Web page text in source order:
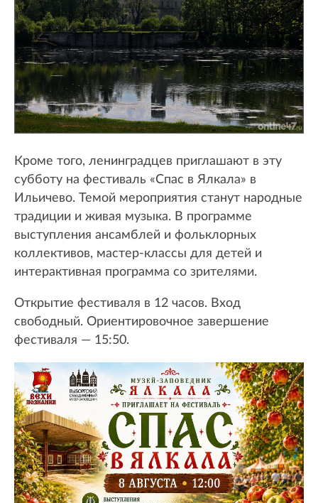
Кроме того, ленинградцев приглашают в эту
субботу на фестиваль «Спас в Ялкала» в
Ильичево. Темой мероприятия станут народные
традиции и живая музыка. В программе
выступления ансамблей и фольклорных
коллективов, мастер-классы для детей и
интерактивная программа со зрителями.
Открытие фестиваля в 12 часов. Вход
свободный. Ориентировочное завершение
фестиваля — 15:50.